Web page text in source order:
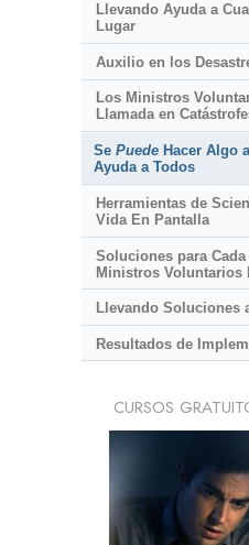
Llevando Ayuda a
Lugar
Auxilio en los
Los Ministros
Llamada en
Se Puede Hacer Algo
Ayuda a Todos
Herramientas de
Vida En Pantalla
Soluciones para
Ministros Voluntarios
Llevando Soluciones
Resultados de
CURSOS